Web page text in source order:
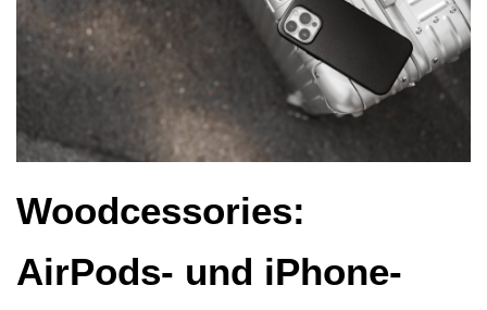
Woodcessories:
AirPods- und iPhone-